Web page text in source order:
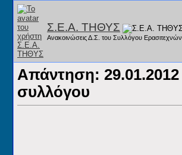
Σ.Ε.Α. ΤΗΘΥΣ
Ανακοινώσεις Δ.Σ. του Συλλόγου
Απάντηση: 29.01.2012
συλλόγου